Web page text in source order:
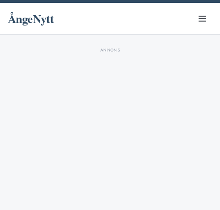
ÅngeNytt
ANNONS